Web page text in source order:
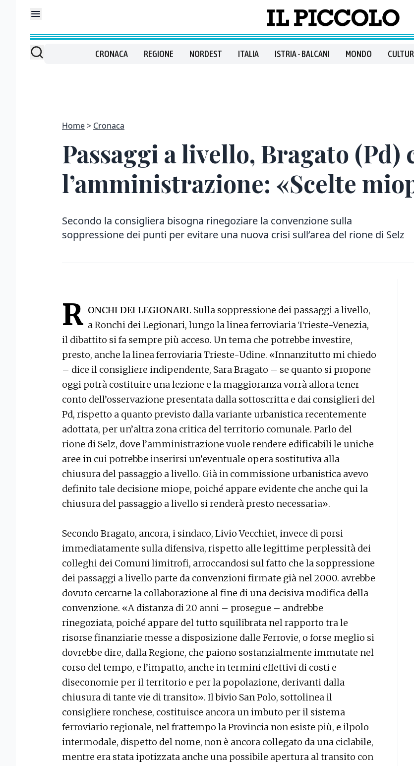
CRONACA REGIONE NORDEST ITALIA ISTRIA - BALCANI MONDO
Home Cronaca
Passaggi a livello, Bragato (Pd)
l’amministrazione: «Scelte
Secondo la consigliera bisogna rinegoziare la convenzione sulla
soppressione dei punti per evitare una nuova crisi sull’area del rione di Selz
R ONCHI DEI LEGIONARI. Sulla soppressione dei passaggi a livello,
a Ronchi dei Legionari, lungo la linea ferroviaria Trieste-Venezia,
il dibattito si fa sempre più acceso. Un tema che potrebbe investire,
presto, anche la linea ferroviaria Trieste-Udine. «Innanzitutto mi chiedo
– dice il consigliere indipendente, Sara Bragato – se quanto si propone
oggi potrà costituire una lezione e la maggioranza vorrà allora tener
conto dell’osservazione presentata dalla sottoscritta e dai consiglieri del
Pd, rispetto a quanto previsto dalla variante urbanistica recentemente
adottata, per un’altra zona critica del territorio comunale. Parlo del
rione di Selz, dove l’amministrazione vuole rendere edificabili le uniche
aree in cui potrebbe inserirsi un’eventuale opera sostitutiva alla
chiusura del passaggio a livello. Già in commissione urbanistica avevo
definito tale decisione miope, poiché appare evidente che anche qui la
chiusura del passaggio a livello si renderà presto necessaria».
Secondo Bragato, ancora, i sindaco, Livio Vecchiet, invece di porsi
immediatamente sulla difensiva, rispetto alle legittime perplessità dei
colleghi dei Comuni limitrofi, arroccandosi sul fatto che la soppressione
dei passaggi a livello parte da convenzioni firmate già nel 2000. avrebbe
dovuto cercarne la collaborazione al fine di una decisiva modifica della
convenzione. «A distanza di 20 anni – prosegue – andrebbe
rinegoziata, poiché appare del tutto squilibrata nel rapporto tra le
risorse finanziarie messe a disposizione dalle Ferrovie, o forse meglio si
dovrebbe dire, dalla Regione, che paiono sostanzialmente immutate nel
corso del tempo, e l’impatto, anche in termini effettivi di costi e
diseconomie per il territorio e per la popolazione, derivanti dalla
chiusura di tante vie di transito». Il bivio San Polo, sottolinea il
consigliere ronchese, costituisce ancora un imbuto per il sistema
ferroviario regionale, nel frattempo la Provincia non esiste più, e ilpolo
intermodale, dispetto del nome, non è ancora collegato da una ciclabile,
mentre era stata ipotizzata anche una possibile apertura al transito con